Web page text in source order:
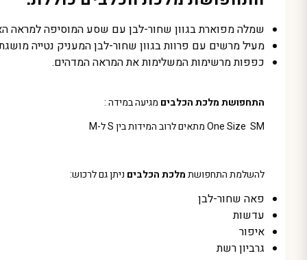
שמלה מפוארת בגוון שחור-לבן עם שסע המוסיפה למראה
מעיל מרשים עם פרוות בגוון שחור-לבן המעניק נטייה
כפפות מרשימות המשלימות את המראה המדהים.
התחפושת מלכת הכלבים מגיעה במידה :
One Size SM מתאים לרוב המידות בין S ל-M
להשלמת התחפושתמלכת הכלבים ניתן גם לרכוש:
פאה שחור-לבן
עדשות
איפור
גרביון רשת